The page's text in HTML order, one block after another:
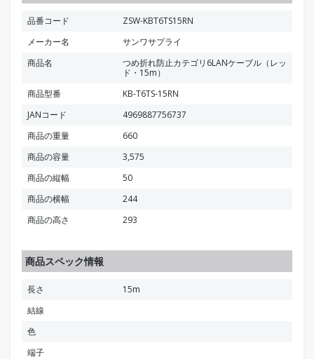
品番コード
ZSW-KBT6TS15RN
メーカー名
サンワサプライ
商品名
つめ折れ防止カテゴリ6LANケーブル（レッ
ド・15m）
商品型番
KB-T6TS-15RN
JANコード
4969887756737
商品の重量
660
商品の容量
3,575
商品の縦幅
50
商品の横幅
244
商品の高さ
293
商品スペック情報
長さ
15m
結線
色
端子